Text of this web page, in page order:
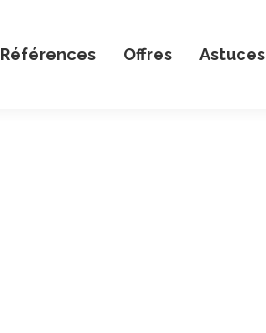
Références Offres Astuces